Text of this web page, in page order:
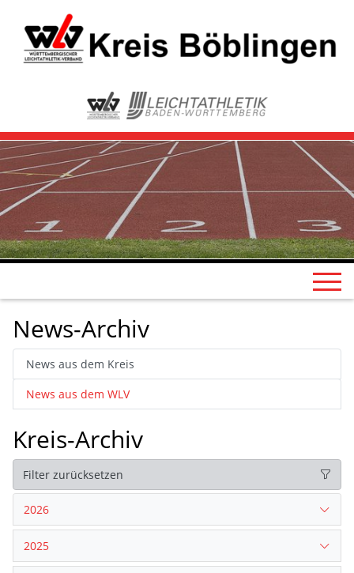
News-Archiv
News aus dem Kreis
News aus dem WLV
Kreis-Archiv
Filter zurücksetzen
2026
2025